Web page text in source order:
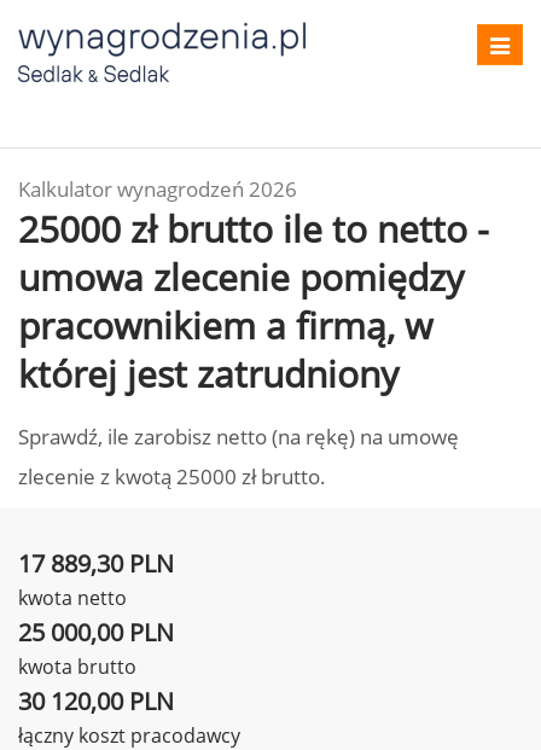
Kalkulator wynagrodzeń 2026
25000 zł brutto ile to netto -
umowa zlecenie pomiędzy
pracownikiem a firmą, w
której jest zatrudniony
Sprawdź, ile zarobisz netto (na rękę) na umowę
zlecenie z kwotą 25000 zł brutto.
17 889,30 PLN
kwota netto
25 000,00 PLN
kwota brutto
30 120,00 PLN
łączny koszt pracodawcy